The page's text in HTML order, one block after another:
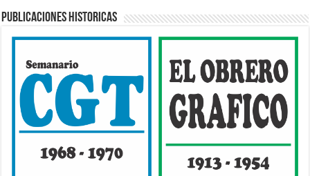
Publicaciones Historicas